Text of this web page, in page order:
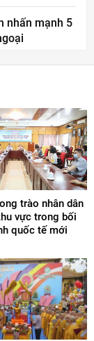
nhấn mạnh 5
trào nhân dân
vực trong bối
quốc tế mới